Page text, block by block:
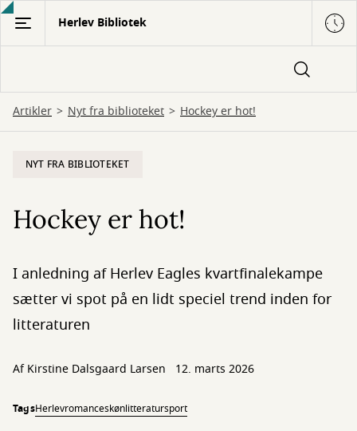
Gå
hovedindhold
Herlev Bibliotek
Artikler Nyt fra biblioteket Hockey er hot!
NYT FRA BIBLIOTEKET
Hockey er hot!
I anledning af Herlev Eagles kvartfinalekampe
sætter vi spot på en lidt speciel trend inden for
litteraturen
AfKirstine Dalsgaard Larsen 12. marts 2026
TagsHerlevromanceskønlitteratursport